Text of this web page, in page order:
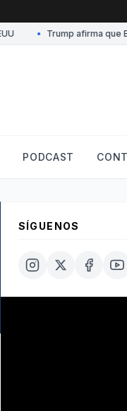
• Trump afirma que
PODCAST
SÍGUENOS